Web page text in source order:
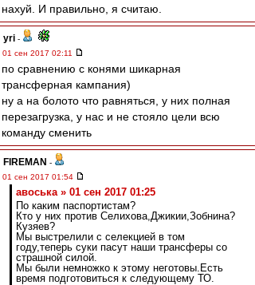
нахуй. И правильно, я считаю.
yri -
01 сен 2017 02:11
по сравнению с конями шикарная
трансферная кампания)
ну а на болото что равняться, у них полная
перезагрузка, у нас и не стояло цели всю
команду сменить
FIREMAN -
01 сен 2017 01:54
авоська » 01 сен 2017 01:25
По каким паспортистам?
Кто у них против Селихова,Джикии,Зобнина?
Кузяев?
Мы выстрелили с селекцией в том
году,теперь суки пасут наши трансферы со
страшной силой.
Мы были немножко к этому неготовы.Есть
время подготовиться к следующему ТО.